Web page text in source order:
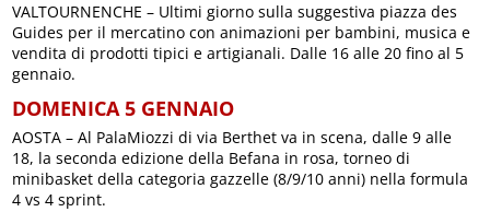
VALTOURNENCHE – Ultimi giorno sulla suggestiva piazza des
Guides per il mercatino con animazioni per bambini, musica e
vendita di prodotti tipici e artigianali. Dalle 16 alle 20 fino al 5
gennaio.
DOMENICA 5 GENNAIO
AOSTA – Al PalaMiozzi di via Berthet va in scena, dalle 9 alle
18, la seconda edizione della Befana in rosa, torneo di
minibasket della categoria gazzelle (8/9/10 anni) nella formula
4 vs 4 sprint.